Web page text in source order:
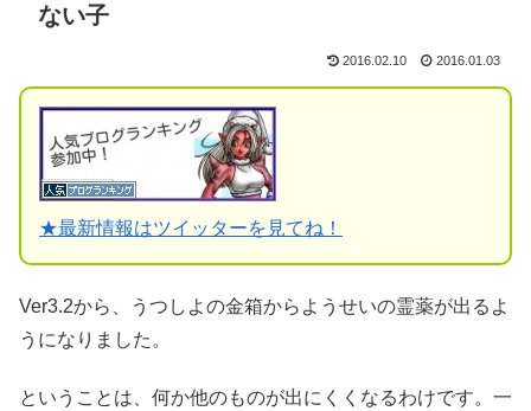
ない子
2016.02.10 2016.01.03
★最新情報はツイッターを見てね！
Ver3.2から、うつしよの金箱からようせいの霊薬が出るよ
うになりました。
ということは、何か他のものが出にくくなるわけです。一